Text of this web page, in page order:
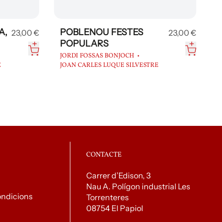
23,00 €
POBLENOU FESTES
POPULARS
JORDI FOSSAS BONJOCH
JOAN CARLES LUQUE SILVESTRE
23,00 €
CONTACTE
Carrer d’Edison, 3
Nau A. Polígon industrial Les
Torrenteres
08754 El Papiol